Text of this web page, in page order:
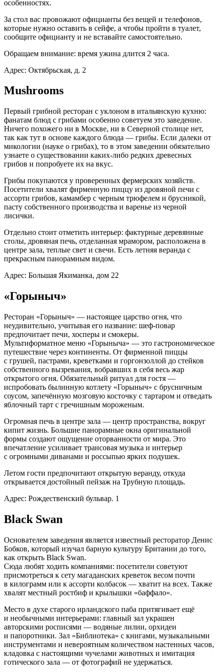
особенностях.
За стол вас провожают официанты без вещей и телефонов,
которые нужно оставить в сейфе, а чтобы пройти в туалет,
сообщите официанту и не вставайте самостоятельно.
Обращаем внимание: время ужина длится 2 часа.
Адрес: Октябрьская, д. 2
Mushrooms
Первый грибной ресторан с уклоном в итальянскую кухню:
фанатам блюд с грибами особенно советуем это заведение.
Ничего похожего ни в Москве, ни в Северной столице нет,
так как тут в основе каждого блюда — грибы. Если далеки от
микологии (науке о грибах), то в этом заведении обязательно
узнаете о существовании каких-либо редких древесных
грибов и попробуете их на вкус.
Грибы покупаются у проверенных фермерских хозяйств.
Посетители хвалят фирменную пиццу из дровяной печи с
ассорти грибов, камамбер с черным трюфелем и брусникой,
пасту собственного производства и варенье из черной
лисички.
Отдельно стоит отметить интерьер: фактурные деревянные
столы, дровяная печь, отделанная мрамором, расположена в
центре зала, теплые свет и свечи. Есть летняя веранда с
прекрасным панорамным видом.
Адрес: Большая Якиманка, дом 22
«Горыныч»
Ресторан «Горыныч» — настоящее царство огня, что
неудивительно, учитывая его название: шеф-повар
предпочитает печи, хосперы и смокеры.
Мультиформатное меню «Горыныча» — это гастрономическое
путешествие через континенты. От фирменной пиццы
с грушей, пастрами, креветками и горгонзоллой до стейков
собственного вызревания, вобравших в себя весь жар
открытого огня. Обязательный ритуал для гостя —
испробовать былинную котлету «Горыныч» с брусничным
соусом, запечённую мозговую косточку с тартаром и отведать
яблочный тарт с гречишным мороженым.
Огромная печь в центре зала — центр пространства, вокруг
кипит жизнь. Большие панорамные окна оригинальной
формы создают ощущение оторванности от мира. Это
впечатление усиливает трансовая музыка и интерьер
с огромными диванами и россыпью ярких подушек.
Летом гости предпочитают открытую веранду, откуда
открывается достойный пейзаж на Трубную площадь.
Адрес: Рождественский бульвар. 1
Black Swan
Основателем заведения является известный ресторатор Денис
Бобков, который изучал барную культуру Британии до того,
как открыть Black Swan.
Сюда любят ходить компаниями: посетители советуют
присмотреться к сету магаданских креветок весом почти
в килограмм или к ассорти колбасок — хватит на всех. Также
хвалят местный ростбиф и крылышки «баффало».
Место в духе старого ирландского паба притягивает ещё
и необычными интерьерами: главный зал украшен
авторскими росписями — водяные лилии, орхидеи
и папоротники. Зал «Библиотека» с книгами, музыкальными
инструментами и невероятным количеством настенных часов,
кладовка с настоящими чучелами животных и имитация
готического зала — от фотографий не удержаться.